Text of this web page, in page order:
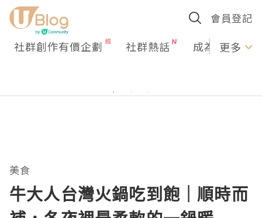
會員登記
社群創作有價企劃 社群熱話 成為U更多
美食
牛大人台灣火鍋吃到飽｜順時而